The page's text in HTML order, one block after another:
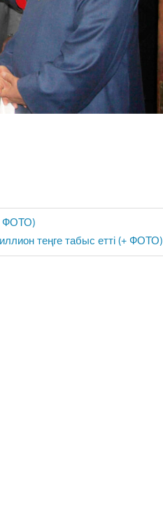
ФОТО)
теңге табыс етті (+ ФОТО)